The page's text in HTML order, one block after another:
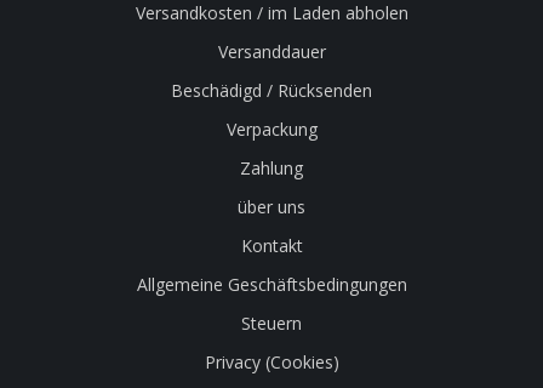
Versandkosten / im Laden abholen
Versanddauer
Beschädigd / Rücksenden
Verpackung
Zahlung
über uns
Kontakt
Allgemeine Geschäftsbedingungen
Steuern
Privacy (Cookies)